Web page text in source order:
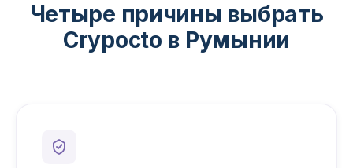
Четыре причины выбрать
Crypocto в Румынии